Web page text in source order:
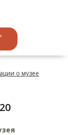
о музее